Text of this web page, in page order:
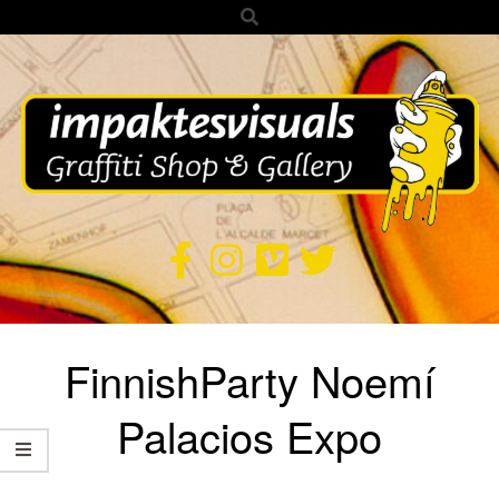
to
content
Search
IMPAKTES
VISUALS
NavigationFinnishParty Noemí
Palacios Expo